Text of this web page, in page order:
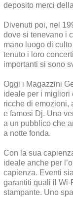
deposito merci
Divenuti poi, nel
dove si tenevano i
mano luogo di
tenuto i loro
importanti si sono
Oggi i Magazzini
ideale per i migliori
ricche di emozioni,
e famosi Dj. Una
a un pubblico che
a notte fonda.
Con la sua
ideale anche per
capienza. Eventi
garantiti quali il
stampante. Uno